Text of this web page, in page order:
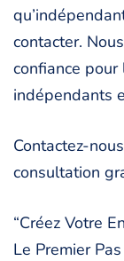
contacter.
confiance pour
indépendants
Contactez-
consultation
“Créez Votre
Le Premier